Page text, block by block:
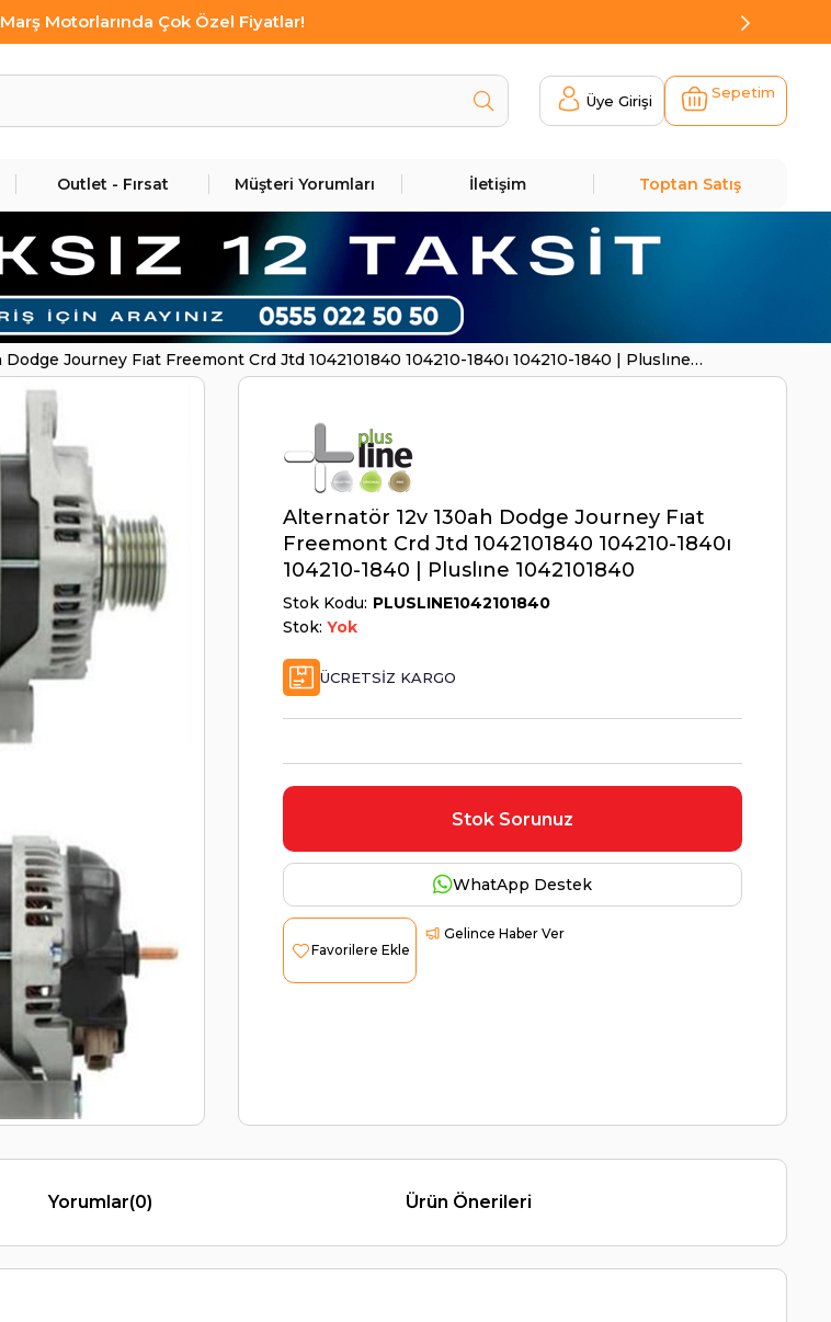
Motorlarında Çok Özel Fiyatlar!
Üye Girişi Sepetim
Outlet - Fırsat Müşteri Yorumları İletişim Toptan Satış
Journey Fıat Freemont Crd Jtd 1042101840 104210-1840ı 104210-1840 | Pluslıne
Alternatör 12v 130ah Dodge Journey Fıat
Freemont Crd Jtd 1042101840 104210-1840ı
104210-1840 | Pluslıne 1042101840
Stok Kodu PLUSLINE1042101840
Stok: Yok
ÜCRETSIZ KARGO
Stok Sorunuz
WhatApp Destek
Favorilere Ekle
Gelince Haber Ver
Yorumlar(0) Ürün Önerileri